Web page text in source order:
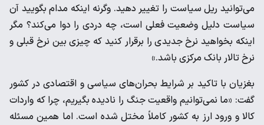
می‌توانید ریل سیاست را تغییر دهید. وگرنه اینکه مدام بگویید آن
سیاست دلیل وضعیت فعلی است، چه دردی را دوا می‌کند؟ مگر
اینکه بخواهید نرخ جدیدی را برقرار کنید که چیزی بین نرخ قبلی و
نرخ تالار بانک مرکزی باشد.»
بغزیان با تاکید بر شرایط بحران‌های سیاسی و اقتصادی در کشور
گفت: «ما نمی‌توانیم واقعیت جنگ را نادیده بگیریم، چرا که واردات
کالا و ورود ارز به کشور کاملاً مختل شده است. اما همین مسئله